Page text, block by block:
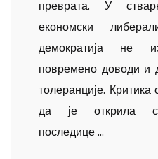
преврата. У
економски
демократија не
повремено доводи и
толеранције. Критика
да је открила
последице ...